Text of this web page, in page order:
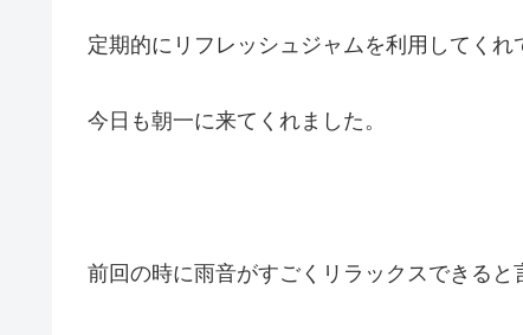
定期的にリフレッシュジャムを利用してくれ
今日も朝一に来てくれました。
前回の時に雨音がすごくリラックスできると